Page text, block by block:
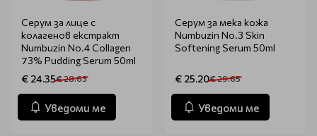
Серум за лице с
колагенов екстракт
Numbuzin No.4 Collagen
73% Pudding Serum 50ml
€ 24.35€ 28.63
Уведоми ме
Серум за мека кожа
Numbuzin No.3 Skin
Softening Serum 50ml
€ 25.20€ 29.65
Уведоми ме